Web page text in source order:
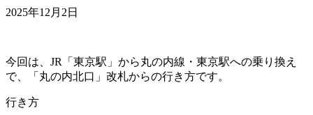
2025年12月2日
今回は、JR「東京駅」から丸の内線・東京駅への乗り換え
で、「丸の内北口」改札からの行き方です。
行き方